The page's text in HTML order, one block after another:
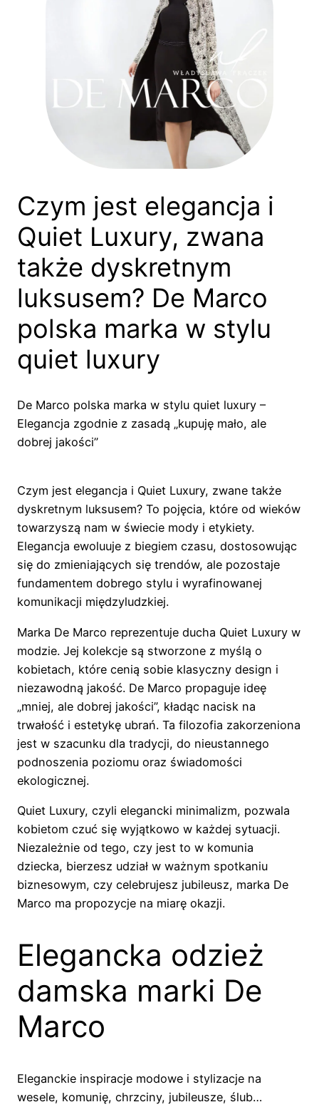
Czym jest elegancja i
Quiet Luxury, zwana
także dyskretnym
luksusem? De Marco
polska marka w stylu
quiet luxury
De Marco polska marka w stylu quiet luxury –
Elegancja zgodnie z zasadą „kupuję mało, ale
dobrej jakości”
Czym jest elegancja i Quiet Luxury, zwane także
dyskretnym luksusem? To pojęcia, które od wieków
towarzyszą nam w świecie mody i etykiety.
Elegancja ewoluuje z biegiem czasu, dostosowując
się do zmieniających się trendów, ale pozostaje
fundamentem dobrego stylu i wyrafinowanej
komunikacji międzyludzkiej.
Marka De Marco reprezentuje ducha Quiet Luxury w
modzie. Jej kolekcje są stworzone z myślą o
kobietach, które cenią sobie klasyczny design i
niezawodną jakość. De Marco propaguje ideę
„mniej, ale dobrej jakości”, kładąc nacisk na
trwałość i estetykę ubrań. Ta filozofia zakorzeniona
jest w szacunku dla tradycji, do nieustannego
podnoszenia poziomu oraz świadomości
ekologicznej.
Quiet Luxury, czyli elegancki minimalizm, pozwala
kobietom czuć się wyjątkowo w każdej sytuacji.
Niezależnie od tego, czy jest to w komunia
dziecka, bierzesz udział w ważnym spotkaniu
biznesowym, czy celebrujesz jubileusz, marka De
Marco ma propozycje na miarę okazji.
Elegancka odzież
damska marki De
Marco
Eleganckie inspiracje modowe i stylizacje na
wesele, komunię, chrzciny, jubileusze, ślub…